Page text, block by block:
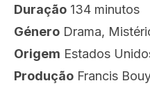
Duração 134 minutos
Género Drama,
Origem Estados
Produção Francis